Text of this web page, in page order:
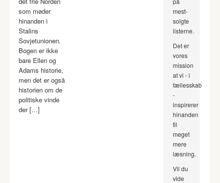
som møder
hinanden i
Stalins
Sovjetunionen.
Bogen er ikke
bare Ellen og
Adams historie,
men det er også
historien om de
politiske vinde
der […]
mest-
solgte
listerne.
Det er
vores
mission
at vi - i
fællesskab
-
inspirerer
hinanden
til
meget
mere
læsning.
Vil du
vide